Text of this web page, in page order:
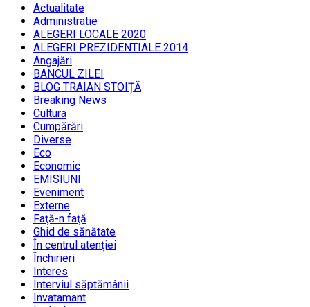
Actualitate
Administratie
ALEGERI LOCALE 2020
ALEGERI PREZIDENTIALE 2014
Angajări
BANCUL ZILEI
BLOG TRAIAN STOIȚĂ
Breaking News
Cultura
Cumpărări
Diverse
Eco
Economic
EMISIUNI
Eveniment
Externe
Faţă-n faţă
Ghid de sănătate
În centrul atenţiei
Închirieri
Interes
Interviul săptămânii
Invatamant